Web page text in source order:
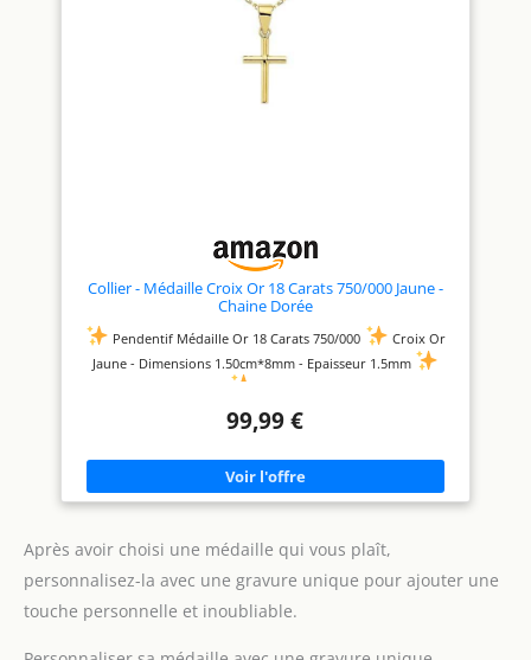
Collier - Médaille Croix Or 18 Carats 750/000 Jaune -
Chaine Dorée
Pendentif Médaille Or 18 Carats 750/000
Croix Or
Jaune - Dimensions 1.50cm*8mm - Epaisseur 1.5mm
Doré - Ajustable 42/45cm
Bijou livré dans un écrin et
accompagné d'un certificat d'authenticité
99,99 €
Après avoir choisi une médaille qui vous plaît,
personnalisez-la avec une gravure unique pour ajouter une
touche personnelle et inoubliable.